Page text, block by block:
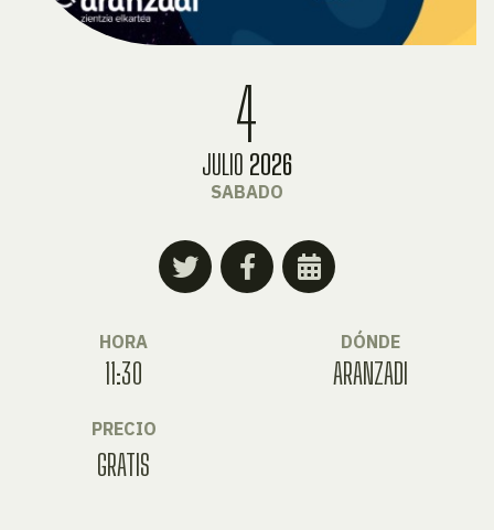
4
JULIO 2026
SABADO
HORA
11:30
DÓNDE
ARANZADI
PRECIO
GRATIS